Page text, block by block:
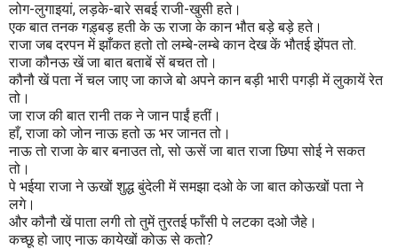
लोग-लुगाइयां, लड़के-बारे सबई राजी-खुसी हते।
एक बात तनक गड़्बड़ हती के ऊ राजा के कान भौत बड़े बड़े हते।
राजा जब दरपन में झाँकत हतो तो लम्बे-लम्बे कान देख कें भौतई झेंपत तो.
राजा कौनऊ खें जा बात बताबें सें बचत तो ।
कौनौ खें पता नें चल जाए जा काजे बो अपने कान बड़ी भारी पगड़ी में लुकायें रेत
तो।
जा राज की बात रानी तक ने जान पाईं हतीं।
हाँ, राजा को जोन नाऊ हतो ऊ भर जानत तो ।
नाऊ तो राजा के बार बनाउत तो, सो ऊसें जा बात राजा छिपा सोई ने सकत
तो।
पे भईया राजा ने ऊखों शुद्ध बुंदेली में समझा दओ के जा बात कोऊखों पता ने
लगे।
और कौनौ खें पाता लगी तो तुमें तुरतई फाँसी पे लटका दओ जैहे।
कच्छू हो जाए नाऊ कायेखों कोऊ से कतो?